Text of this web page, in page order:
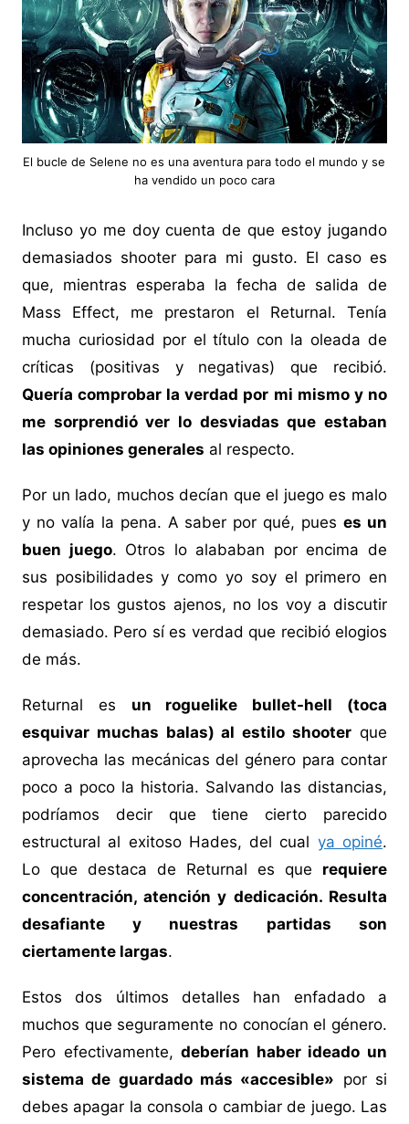
El bucle de Selene no es una aventura para todo el mundo y se
ha vendido un poco cara
Incluso yo me doy cuenta de que estoy jugando
demasiados shooter para mi gusto. El caso es
que, mientras esperaba la fecha de salida de
Mass Effect, me prestaron el Returnal. Tenía
mucha curiosidad por el título con la oleada de
críticas (positivas y negativas) que recibió.
Quería comprobar la verdad por mi mismo y no
me sorprendió ver lo desviadas que estaban
las opiniones generales al respecto.
Por un lado, muchos decían que el juego es malo
y no valía la pena. A saber por qué, pueses un
buen juego. Otros lo alababan por encima de
sus posibilidades y como yo soy el primero en
respetar los gustos ajenos, no los voy a discutir
demasiado. Pero sí es verdad que recibió elogios
de más.
Returnal es un roguelike bullet-hell (toca
esquivar muchas balas) al estilo shooter que
aprovecha las mecánicas del género para contar
poco a poco la historia. Salvando las distancias,
podríamos decir que tiene cierto parecido
estructural al exitoso Hades, del cual ya opiné.
Lo que destaca de Returnal es que requiere
concentración, atención y dedicación. Resulta
desafiante y nuestras partidas son
ciertamente largas.
Estos dos últimos detalles han enfadado a
muchos que seguramente no conocían el género.
Pero efectivamente,deberían haber ideado un
sistema de guardado más «accesible» por si
debes apagar la consola o cambiar de juego. Las